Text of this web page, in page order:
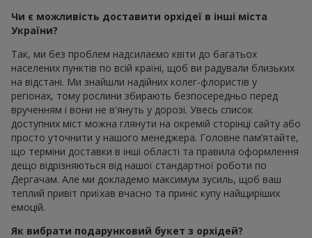
Чи є можливість доставити орхідеї в інші міста
України?
Так, ми без проблем надсилаємо квіти до багатьох
населених пунктів по всій країні, щоб ви радували близьких
на відстані. Ми знайшли надійних колег-флористів у
регіонах, тому рослини збирають безпосередньо перед
врученням і вони не в'януть у дорозі. Увесь список
доступних міст можна глянути на окремій сторінці сайту або
просто уточнити у нашого менеджера. Головне пам’ятайте,
що терміни доставки в інші області та правила оформлення
дещо відрізняються від нашої стандартної роботи по
Дергачам. Але ми докладемо максимум зусиль, щоб ваш
теплий привіт приїхав вчасно та приніс купу найщиріших
емоцій.
Як вибрати подарунковий букет з орхідей?